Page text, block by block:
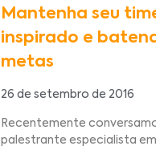
Mantenha seu
inspirado e
metas
26 de setembro de 2016
Recentemente
palestrante especialista em